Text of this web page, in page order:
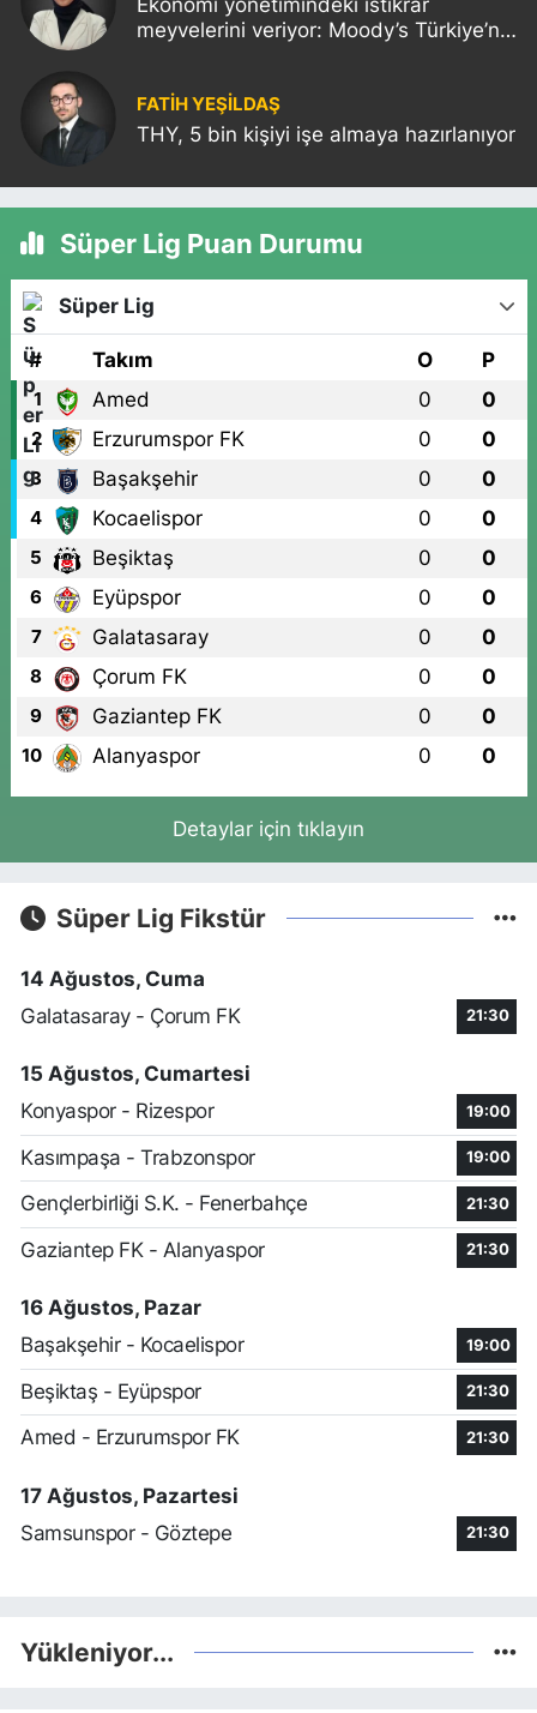
Ekonomi yönetimindeki istikrar
meyvelerini veriyor: Moody’s Türkiye’nin
FATIH YEŞİLDAŞ
THY, 5 bin kişiyi işe almaya hazırlanıyor
Süper Lig Puan Durumu
Süper Lig
# Takım O P
1 Amed 0 0
2 Erzurumspor FK 0 0
3 Başakşehir 0 0
4 Kocaelispor 0 0
5 Beşiktaş 0 0
6 Eyüpspor 0 0
7 Galatasaray 0 0
8 Çorum FK 0 0
9 Gaziantep FK 0 0
10 Alanyaspor 0 0
Detaylar için tıklayın
Süper Lig Fikstür
14 Ağustos, Cuma
Galatasaray - Çorum FK
21:30
15 Ağustos, Cumartesi
Konyaspor - Rizespor
19:00
Kasımpaşa - Trabzonspor 19:00
Gençlerbirliği S.K. - Fenerbahçe 21:30
Gaziantep FK - Alanyaspor 21:30
16 Ağustos, Pazar
Başakşehir - Kocaelispor
19:00
Beşiktaş - Eyüpspor 21:30
Amed - Erzurumspor FK 21:30
17 Ağustos, Pazartesi
Samsunspor - Göztepe
21:30
Yükleniyor...